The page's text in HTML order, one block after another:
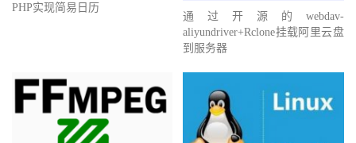
PHP实现简易日历
通过开源的webdav-
aliyundriver+Rclone挂载阿里云盘
到服务器